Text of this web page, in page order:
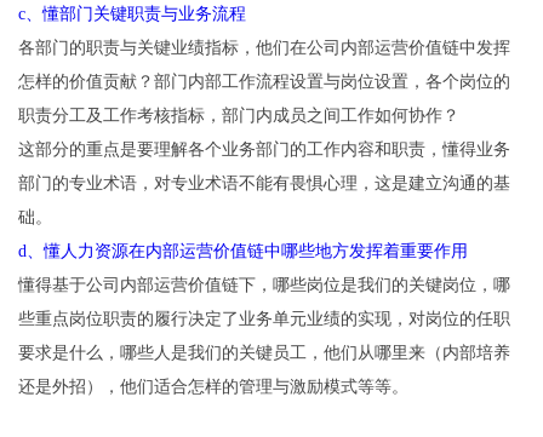
c、懂部门关键职责与业务流程
各部门的职责与关键业绩指标，他们在公司内部运营价值链中发挥
怎样的价值贡献？部门内部工作流程设置与岗位设置，各个岗位的
职责分工及工作考核指标，部门内成员之间工作如何协作？
这部分的重点是要理解各个业务部门的工作内容和职责，懂得业务
部门的专业术语，对专业术语不能有畏惧心理，这是建立沟通的基
础。
d、懂人力资源在内部运营价值链中哪些地方发挥着重要作用
懂得基于公司内部运营价值链下，哪些岗位是我们的关键岗位，哪
些重点岗位职责的履行决定了业务单元业绩的实现，对岗位的任职
要求是什么，哪些人是我们的关键员工，他们从哪里来（内部培养
还是外招），他们适合怎样的管理与激励模式等等。